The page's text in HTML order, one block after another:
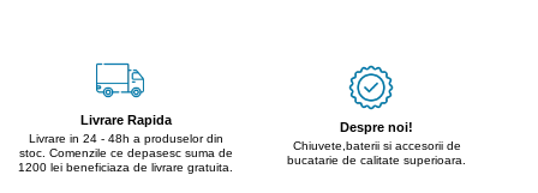
Livrare Rapida
Livrare in 24 - 48h a produselor din
stoc. Comenzile ce depasesc suma de
1200 lei beneficiaza de livrare gratuita.
Despre noi!
Chiuvete,baterii si accesorii de
bucatarie de calitate superioara.